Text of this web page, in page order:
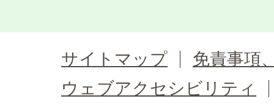
サイトマップ
免責事項
ウェブアクセシビリティ